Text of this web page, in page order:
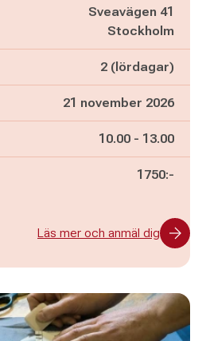
Sveavägen 41
Stockholm
2 (lördagar)
21 november 2026
Pågår mellan
10.00 - och
13.00
1750:-
Läs mer och anmäl dig